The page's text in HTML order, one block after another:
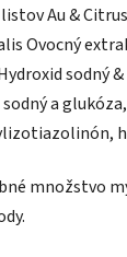
Au &
Ovocný
sodný
a
množstvo